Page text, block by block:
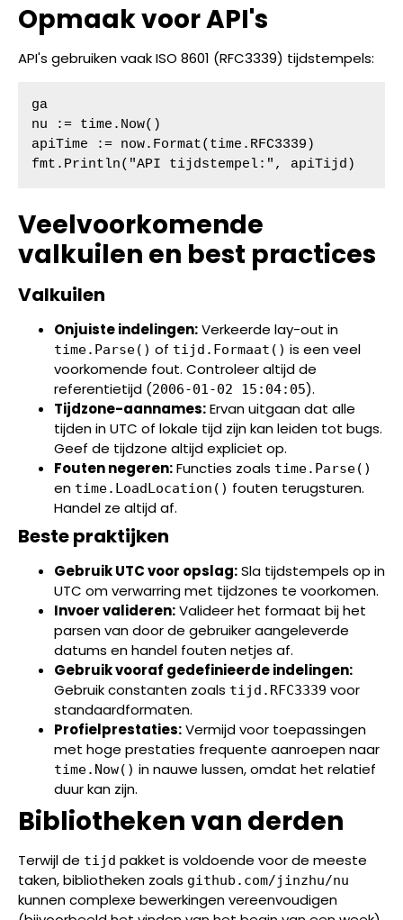
Opmaak voor API's
API's gebruiken vaak ISO 8601 (RFC3339) tijdstempels:
ga
nu := time.Now()
apiTime := now.Format(time.RFC3339)
fmt.Println("API tijdstempel:", apiTijd)
Veelvoorkomende
valkuilen en best practices
Valkuilen
Onjuiste indelingen:Verkeerde lay-out in
time.Parse() of tijd.Formaat() is een veel
voorkomende fout. Controleer altijd de
referentietijd (2006-01-02 15:04:05).
Tijdzone-aannames:Ervan uitgaan dat alle
tijden in UTC of lokale tijd zijn kan leiden tot bugs.
Geef de tijdzone altijd expliciet op.
Fouten negeren:Functies zoals time.Parse()
en time.LoadLocation() fouten terugsturen.
Handel ze altijd af.
Beste praktijken
Gebruik UTC voor opslag:Sla tijdstempels op in
UTC om verwarring met tijdzones te voorkomen.
Invoer valideren:Valideer het formaat bij het
parsen van door de gebruiker aangeleverde
datums en handel fouten netjes af.
Gebruik vooraf gedefinieerde indelingen:
Gebruik constanten zoals tijd.RFC3339 voor
standaardformaten.
Profielprestaties:Vermijd voor toepassingen
met hoge prestaties frequente aanroepen naar
time.Now() in nauwe lussen, omdat het relatief
duur kan zijn.
Bibliotheken van derden
Terwijl de tijd pakket is voldoende voor de meeste
taken, bibliotheken zoals github.com/jinzhu/nu
kunnen complexe bewerkingen vereenvoudigen